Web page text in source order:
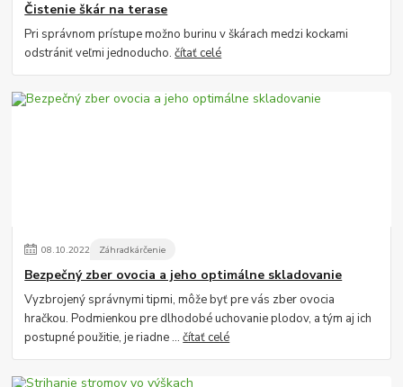
Čistenie škár na terase
Pri správnom prístupe možno burinu v škárach medzi kockami
odstrániť veľmi jednoducho.čítať celé
08.10.2022 Záhradkárčenie
Bezpečný zber ovocia a jeho optimálne skladovanie
Vyzbrojený správnymi tipmi, môže byť pre vás zber ovocia
hračkou. Podmienkou pre dlhodobé uchovanie plodov, a tým aj ich
postupné použitie, je riadne ...čítať celé